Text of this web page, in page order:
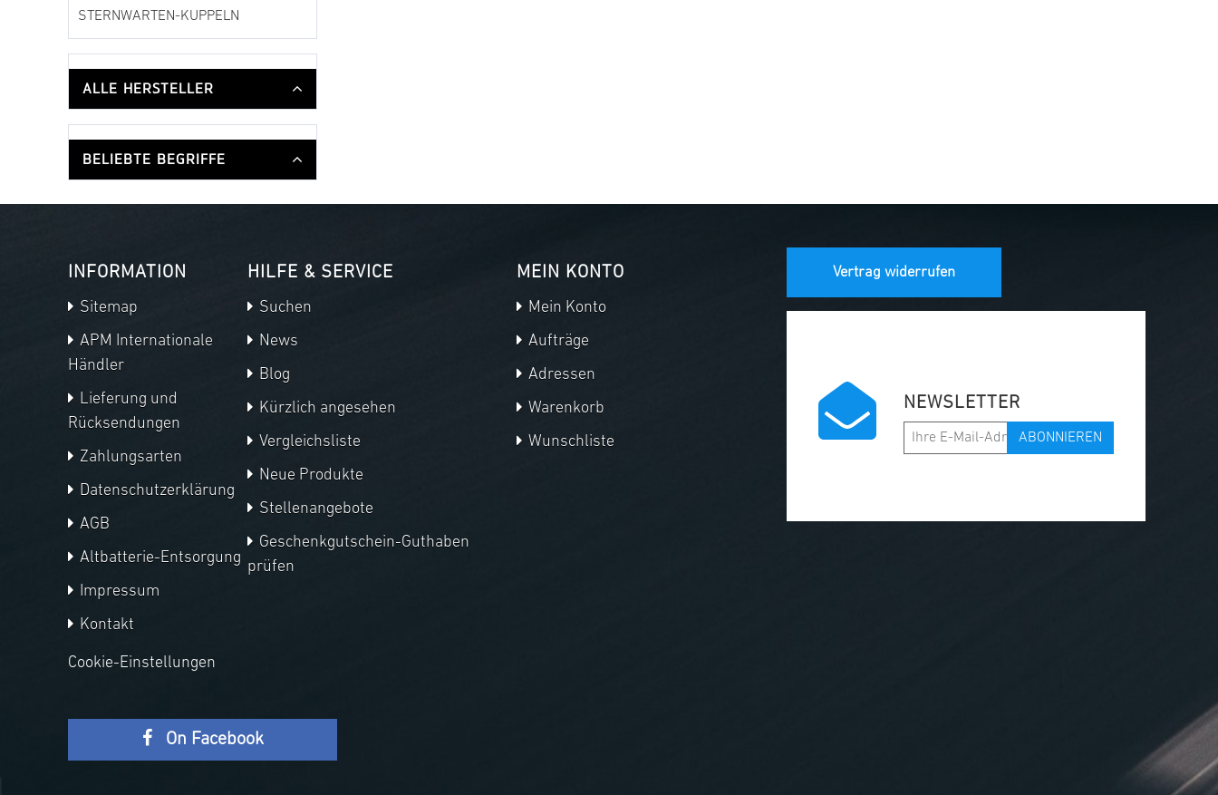
STERNWARTEN-KUPPELN
ALLE HERSTELLER
BELIEBTE BEGRIFFE
INFORMATION
Sitemap
APM Internationale
Händler
Lieferung und
Rücksendungen
Zahlungsarten
Datenschutzerklärung
AGB
Altbatterie-Entsorgung
Impressum
Kontakt
HILFE & SERVICE
Suchen
News
Blog
Kürzlich angesehen
Vergleichsliste
Neue Produkte
Stellenangebote
Geschenkgutschein-Guthaben
prüfen
MEIN KONTO
Mein Konto
Aufträge
Adressen
Warenkorb
Wunschliste
Vertrag widerrufen
NEWSLETTER
ABONNIEREN
Cookie-Einstellungen
On Facebook